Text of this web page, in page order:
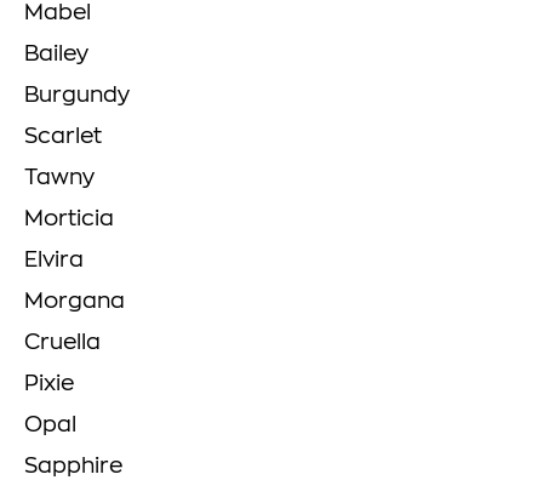
Mabel
Bailey
Burgundy
Scarlet
Tawny
Morticia
Elvira
Morgana
Cruella
Pixie
Opal
Sapphire